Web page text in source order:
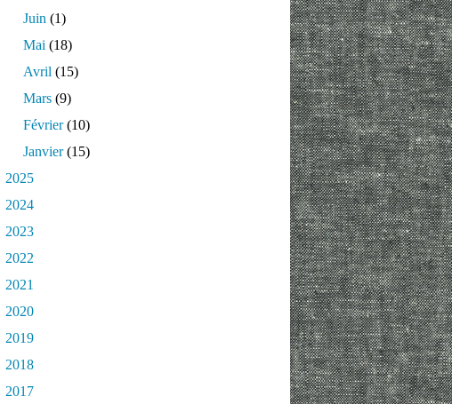
Juin (1)
Mai (18)
Avril (15)
Mars (9)
Février(10)
Janvier(15)
2025
2024
2023
2022
2021
2020
2019
2018
2017